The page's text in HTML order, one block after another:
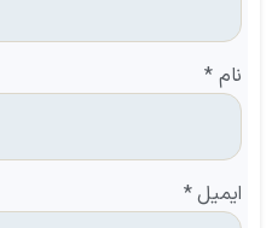
نام *
ایمیل*